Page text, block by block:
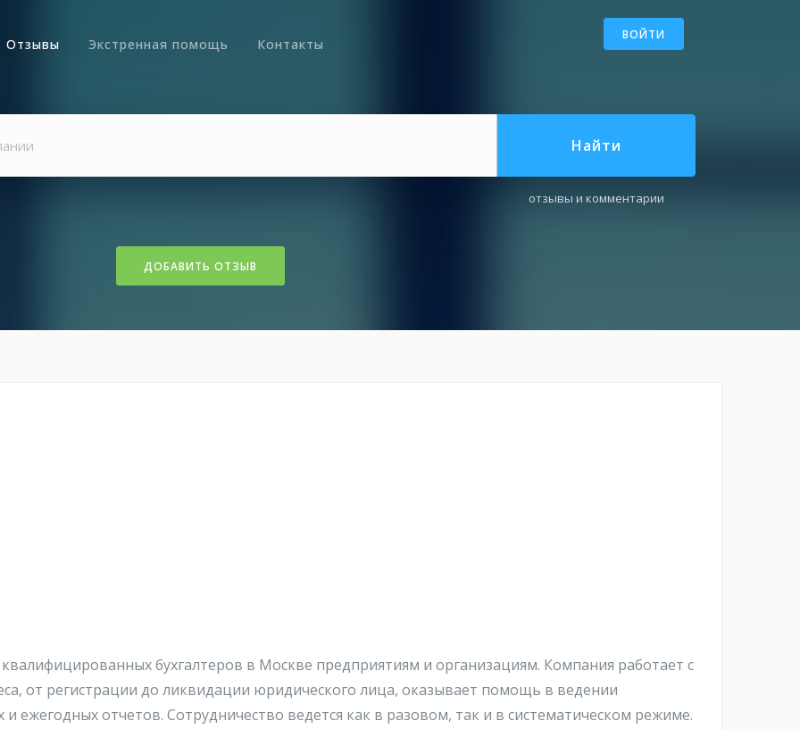
ВОЙТИ
Отзывы Экстренная помощь Контакты
Найти
отзывы и комментарии
ДОБАВИТЬ ОТЗЫВ
бухгалтеров в Москве предприятиям и организациям. Компания работает с
от регистрации до ликвидации юридического лица, оказывает помощь в ведении
ежегодных отчетов. Сотрудничество ведется как в разовом, так и в систематическом режиме.